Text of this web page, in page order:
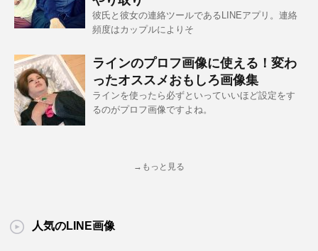
彼氏と彼女の連絡ツールであるLINEアプリ。連絡
頻度はカップルによりそ
ラインのプロフ画像に使える！変わ
ったオススメおもしろ画像集
ラインを使ったら必ずといっていいほど設定をす
るのがプロフ画像ですよね。
→もっと見る
人気のLINE画像